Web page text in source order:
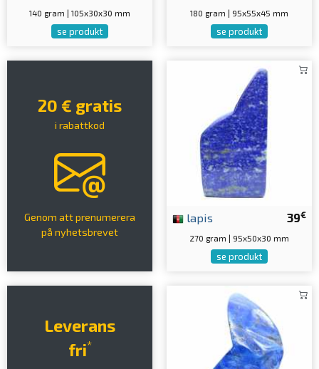
140 gram | 105x30x30 mm
se produkt
180 gram | 95x55x45 mm
se produkt
20 € gratis
i rabattkod
Genom att prenumerera
på nyhetsbrevet
39€
lapis
270 gram | 95x50x30 mm
se produkt
Leverans
fri*